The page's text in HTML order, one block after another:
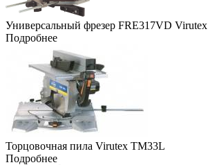
Универсальный фрезер FRE317VD Virutex
Подробнее
Торцовочная пила Virutex TM33L
Подробнее